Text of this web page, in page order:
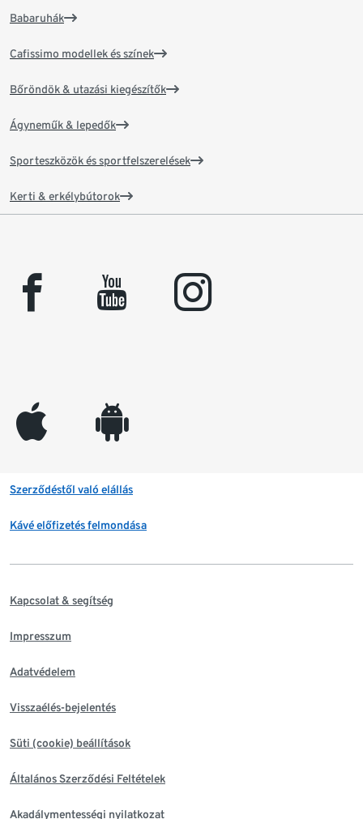
Babaruhák
Cafissimo modellek és színek
Bőröndök & utazási kiegészítők
Ágyneműk & lepedők
Sporteszközök és sportfelszerelések
Kerti & erkélybútorok
facebook youtube instagram
appleinc android
Szerződéstől való elállás
Kávé előfizetés felmondása
Kapcsolat & segítség
Impresszum
Adatvédelem
Visszaélés-bejelentés
Süti (cookie) beállítások
Általános Szerződési Feltételek
Akadálymentességi nyilatkozat